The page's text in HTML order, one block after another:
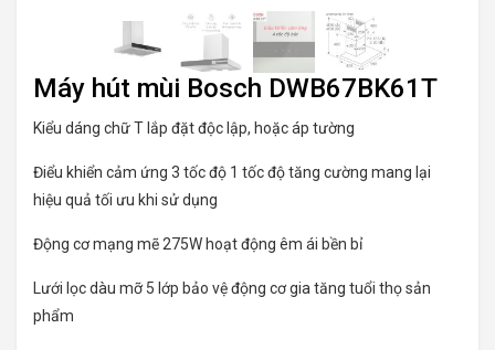
Máy hút mùi Bosch DWB67BK61T
Kiểu dáng chữ T lắp đặt độc lập, hoặc áp tường
Điểu khiển cảm ứng 3 tốc độ 1 tốc độ tăng cường mang lại
hiệu quả tối ưu khi sử dụng
Động cơ mạng mẽ 275W hoạt động êm ái bền bỉ
Lưới lọc dàu mỡ 5 lớp bảo vệ động cơ gia tăng tuổi thọ sản
phẩm